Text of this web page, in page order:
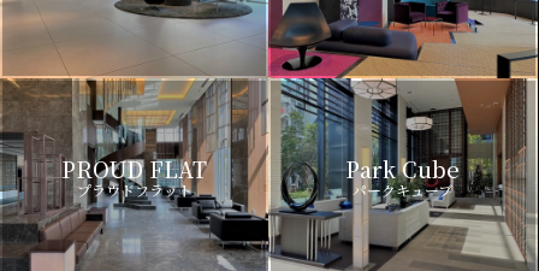
PROUD FLAT
プラウドフラット
Park Cube
パークキューブ